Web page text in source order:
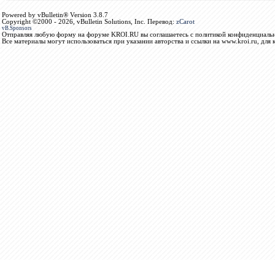
Powered by vBulletin® Version 3.8.7
Copyright ©2000 - 2026, vBulletin Solutions, Inc. Перевод: zCarot
vB.Sponsors
Отправляя любую форму на форуме KROI.RU вы соглашаетесь с политикой
Все материалы могут использоваться при указании авторства и ссылки на www.kroi.ru, для